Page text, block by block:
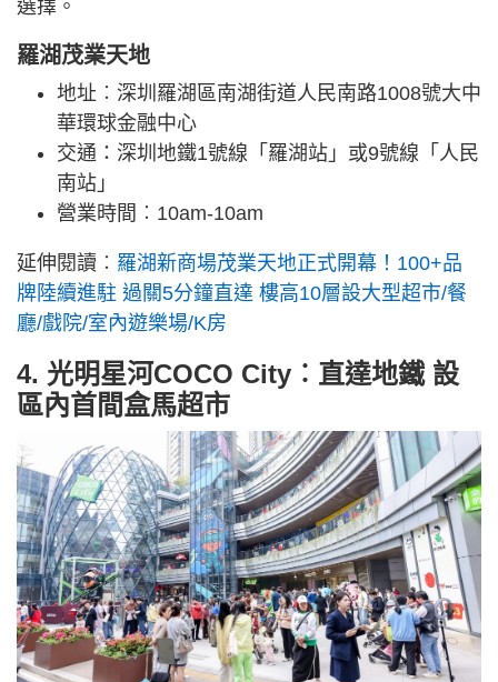
選擇。
羅湖茂業天地
地址︰深圳羅湖區南湖街道人民南路1008號大中
華環球金融中心
交通：深圳地鐵1號線「羅湖站」或9號線「人民
南站」
營業時間︰10am-10am
延伸閱讀︰ 羅湖新商場茂業天地正式開幕！100+品
牌陸續進駐 過關5分鐘直達 樓高10層設大型超市/餐
廳/戲院/室內遊樂場/K房
4. 光明星河COCO City︰直達地鐵 設
區內首間盒馬超市